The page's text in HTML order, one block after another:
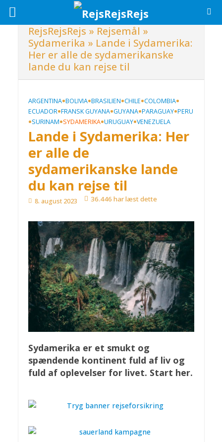
RejsRejsRejs » Rejsemål »
Sydamerika » Lande i Sydamerika:
Her er alle de sydamerikanske
lande du kan rejse til
ARGENTINA•BOLIVIA•BRASILIEN•CHILE•COLOMBIA•
ECUADOR•FRANSK GUYANA•GUYANA•PARAGUAY•PERU
•SURINAM•SYDAMERIKA•URUGUAY•VENEZUELA
Lande i Sydamerika: Her
er alle de
sydamerikanske lande
du kan rejse til
8. august 2023 36.446 har læst dette
Sydamerika er et smukt og
spændende kontinent fuld af liv og
fuld af oplevelser for livet. Start her.